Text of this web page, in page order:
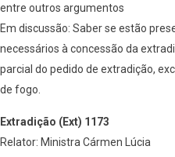
entre outros argumentos
Em discussão: Saber se estão
necessários à concessão da
parcial do pedido de extradição,
de fogo.
Extradição (Ext) 1173
Relator: Ministra Cármen Lúcia